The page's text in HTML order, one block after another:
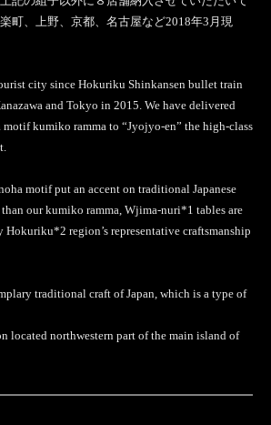
町、上野、京都、名古屋など2018年3月現
city since Hokuriku Shinkansen bullet train
and Tokyo in 2015. We have delivered
motif kumiko ramma to “Jyojyo-en” the high-class
motif put an accent on traditional Japanese
than our kumiko ramma, Wjima-nuri*1 tables are
Hokuriku*2 region’s representative craftsmanship
traditional craft of Japan, which is a type of
located northwestern part of the main island of